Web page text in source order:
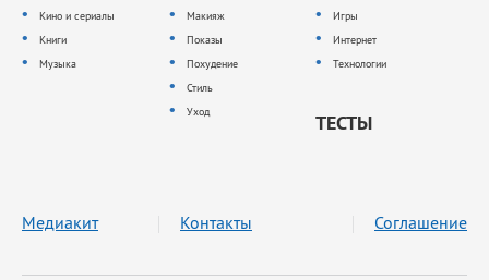
Кино и сериалы
Книги
Музыка
Макияж
Показы
Похудение
Стиль
Уход
Игры
Интернет
Технологии
ТЕСТЫ
Медиакит Контакты Соглашение